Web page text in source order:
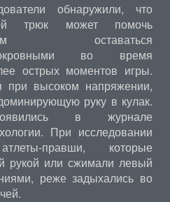
обнаружили, что
трюк может помочь
оставаться
во время
острых моментов игры.
при высоком напряжении,
руку в кулак.
в журнале
При исследовании
правши, которые
рукой или сжимали левый
реже задыхались во